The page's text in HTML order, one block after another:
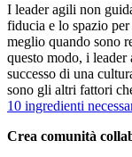
I leader agili non
fiducia e lo spazio
meglio quando sono
questo modo, i
successo di una
sono gli altri fattori
10 ingredienti
Crea comunità